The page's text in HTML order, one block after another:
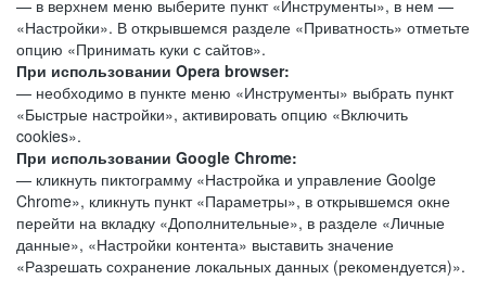
— в верхнем меню выберите пункт «Инструменты», в нем —
«Настройки». В открывшемся разделе «Приватность» отметьте
опцию «Принимать куки с сайтов».
При использовании Opera browser:
— необходимо в пункте меню «Инструменты» выбрать пункт
«Быстрые настройки», активировать опцию «Включить
cookies».
При использовании Google Chrome:
— кликнуть пиктограмму «Настройка и управление Goolge
Chrome», кликнуть пункт «Параметры», в открывшемся окне
перейти на вкладку «Дополнительные», в разделе «Личные
данные», «Настройки контента» выставить значение
«Разрешать сохранение локальных данных (рекомендуется)».